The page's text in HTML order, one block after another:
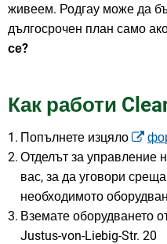
живеем. Родгау може да
дългосрочен план само
се?
Как работи
Попълнете изцяло
Отделът за управление
вас, за да уговори
необходимото
Вземате оборудването
Justus-von-Liebig-Str. 20